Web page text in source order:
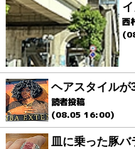
西
ヘアスタイルが
読者投稿
(08.05 16:00)
皿に乗った豚